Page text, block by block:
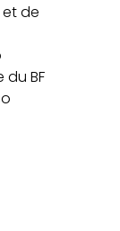
et de
BF